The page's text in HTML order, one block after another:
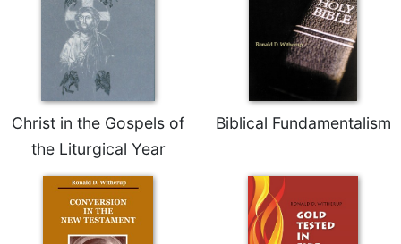
Benedict
Rules
Lectio
Divina
Monastic
Monastic
Christ in the Gospels of
the Liturgical Year
Biblical Fundamentalism